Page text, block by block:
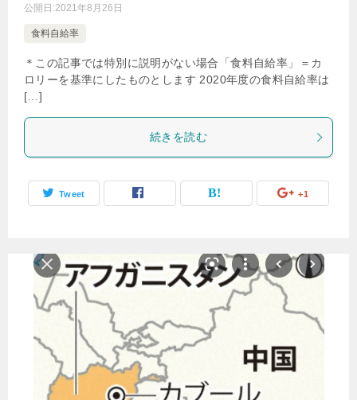
公開日:2021年8月26日
食料自給率
＊この記事では特別に説明がない場合「食料自給率」＝カ
ロリーを基準にしたものとします 2020年度の食料自給率は
[…]
続きを読む
Tweet +1